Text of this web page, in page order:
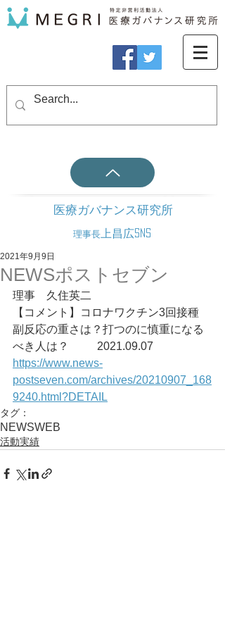
医療ガバナンス研究所
理事長 上昌広SNS
NEWSポストセブン
2021年9月9日
理事　久住英二
【コメント】コロナワクチン3回接種
副反応の重さは？打つのに慎重になる
べき人は？	2021.09.07
https://www.news-
postseven.com/archives/20210907_168
9240.html?DETAIL
タグ：
NEWSWEB
活動実績